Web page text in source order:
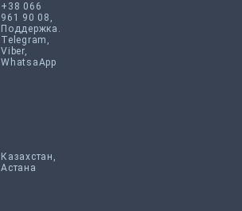
+38 066
961 90 08,
Поддержка.
Telegram,
Viber,
WhatsaApp
Казахстан,
Астана